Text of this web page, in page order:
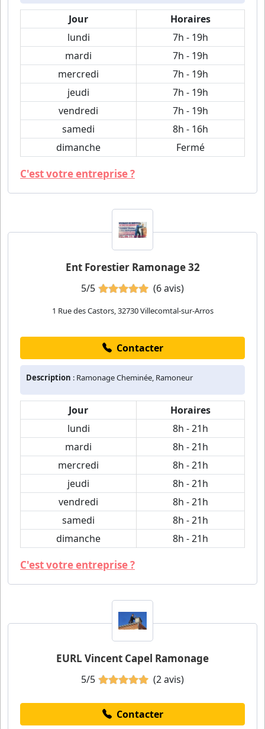
Jour
Horaires
lundi
7h - 19h
mardi
7h - 19h
mercredi
7h - 19h
jeudi
7h - 19h
vendredi
7h - 19h
samedi
8h - 16h
dimanche
Fermé
C'est votre entreprise ?
Ent Forestier Ramonage 32
5/5 (6 avis)
1 Rue des Castors, 32730 Villecomtal-sur-Arros
Contacter
Description : Ramonage Cheminée, Ramoneur
Jour
Horaires
lundi
8h - 21h
mardi
8h - 21h
mercredi
8h - 21h
jeudi
8h - 21h
vendredi
8h - 21h
samedi
8h - 21h
dimanche
8h - 21h
C'est votre entreprise ?
EURL Vincent Capel Ramonage
5/5 (2 avis)
Contacter